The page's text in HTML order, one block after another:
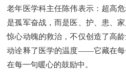
老年医学科主任陈伟表示：超高
是孤军奋战，而是医、护、患、
惊心动魄的救治，不仅创造了高
动诠释了医学的温度——它藏在每
在每一句暖心的鼓励中。